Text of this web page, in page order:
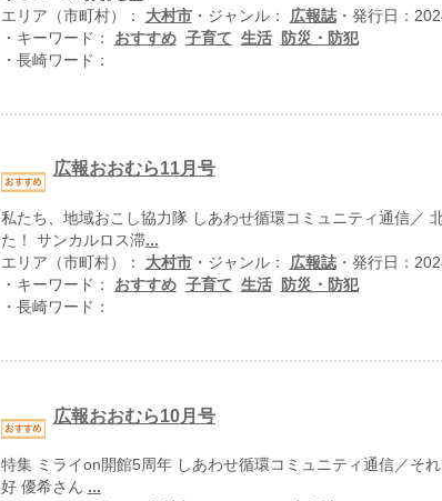
エリア（市町村）： 大村市・ジャンル： 広報誌・発行日：
・キーワード： おすすめ 子育て 生活
防災・防犯
・長崎ワード：
広報おおむら11月号
私たち、地域おこし協力隊 しあわせ循環コミュニティ通信／
た！ サンカルロス滞...
エリア（市町村）： 大村市・ジャンル： 広報誌・発行日：
・キーワード： おすすめ 子育て 生活
防災・防犯
・長崎ワード：
広報おおむら10月号
特集 ミライon開館5周年 しあわせ循環コミュニティ通信／そ
好 優希さん ...